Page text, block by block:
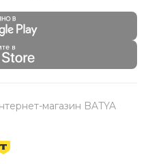
магазин BATYA